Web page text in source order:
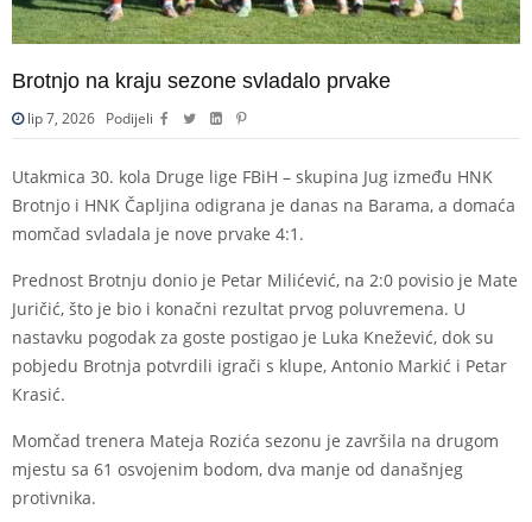
Brotnjo na kraju sezone svladalo prvake
lip 7, 2026 Podijeli
Utakmica 30. kola Druge lige FBiH – skupina Jug između HNK
Brotnjo i HNK Čapljina odigrana je danas na Barama, a domaća
momčad svladala je nove prvake 4:1.
Prednost Brotnju donio je Petar Milićević, na 2:0 povisio je Mate
Juričić, što je bio i konačni rezultat prvog poluvremena. U
nastavku pogodak za goste postigao je Luka Knežević, dok su
pobjedu Brotnja potvrdili igrači s klupe, Antonio Markić i Petar
Krasić.
Momčad trenera Mateja Rozića sezonu je završila na drugom
mjestu sa 61 osvojenim bodom, dva manje od današnjeg
protivnika.